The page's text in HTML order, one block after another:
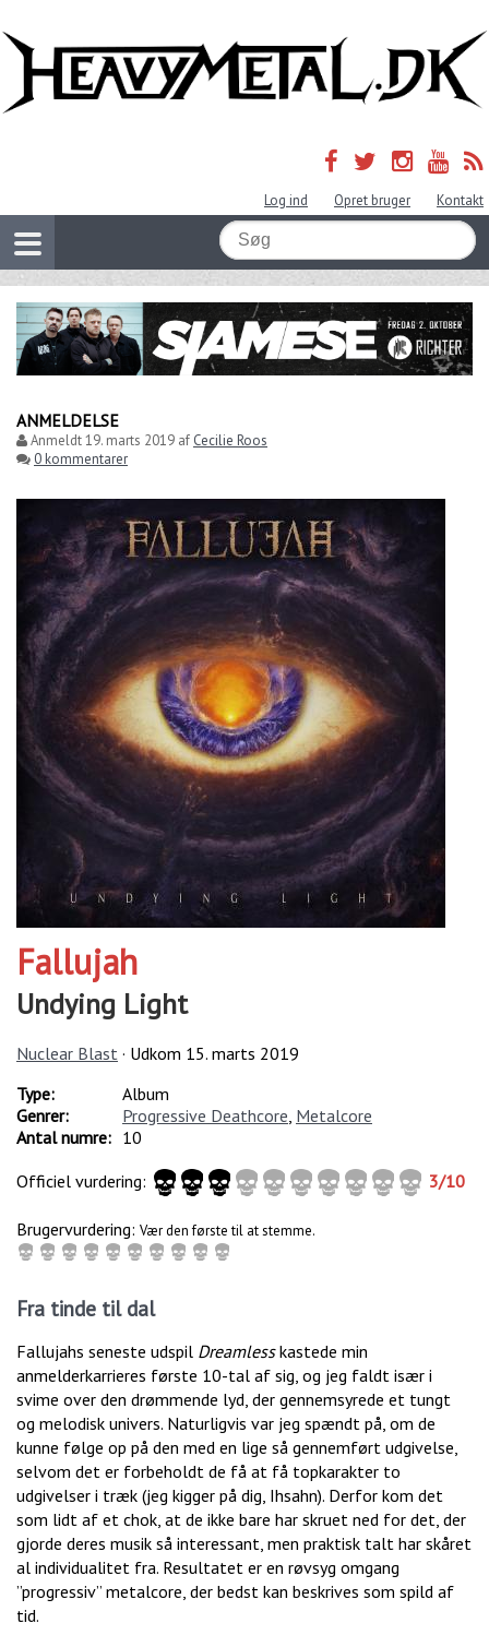
Log ind Opret bruger Kontakt
ANMELDELSE
Anmeldt19. marts 2019 af Cecilie Roos
0 kommentarer
Fallujah
Undying Light
Nuclear Blast · Udkom 15. marts 2019
Type:
Album
Genrer:
Progressive Deathcore Metalcore
Antal numre: 10
Officiel vurdering:
3/10
Brugervurdering: Vær den første til at stemme.
Fra tinde til dal
Fallujahs seneste udspil Dreamlesskastede min
anmelderkarrieres første 10-tal af sig, og jeg faldt især i
svime over den drømmende lyd, der gennemsyrede et tungt
og melodisk univers. Naturligvis var jeg spændt på, om de
kunne følge op på den med en lige så gennemført udgivelse,
selvom det er forbeholdt de få at få topkarakter to
udgivelser i træk (jeg kigger på dig, Ihsahn). Derfor kom det
som lidt af et chok, at de ikke bare har skruet ned for det, der
gjorde deres musik så interessant, men praktisk talt har skåret
al individualitet fra. Resultatet er en røvsyg omgang
”progressiv” metalcore, der bedst kan beskrives som spild af
tid.